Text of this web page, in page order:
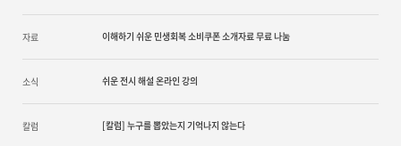
자료 이해하기 쉬운 민생회복 소비쿠폰 소개자료 무료 나눔
소식 쉬운 전시 해설 온라인 강의
칼럼 [칼럼] 누구를 뽑았는지 기억나지 않는다